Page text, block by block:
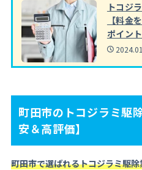
トコジ
【料金
ポイント
町田市のトコジラミ駆
安＆高評価】
町田市で選ばれるトコジラミ駆